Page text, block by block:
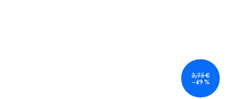
2,75 €
–49 %